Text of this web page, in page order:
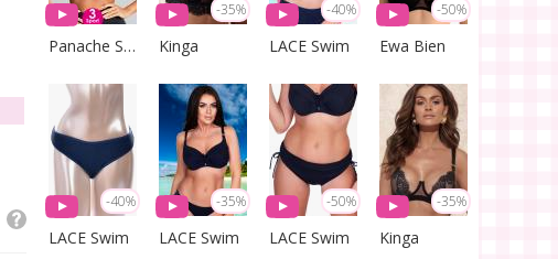
Panache Sport
-35%
Kinga
-40%
LACE Swim
-50%
Ewa Bien
-40%
LACE Swim
-35%
LACE Swim
-50%
LACE Swim
-35%
Kinga